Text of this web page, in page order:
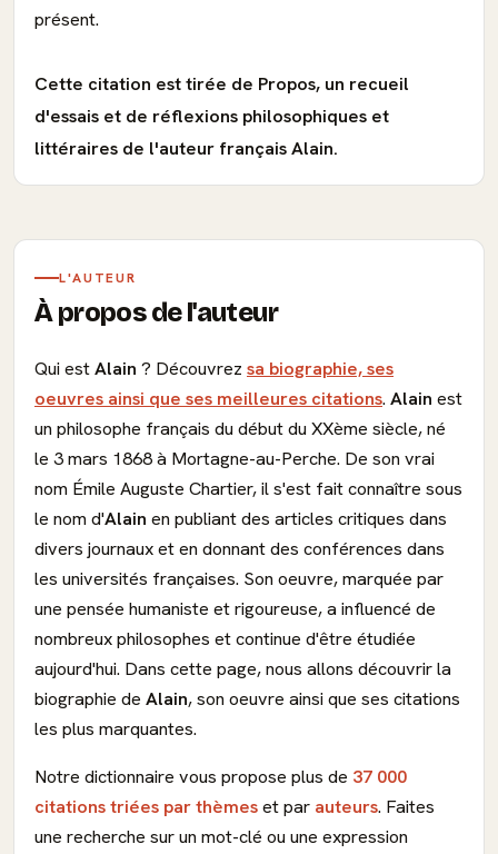
présent.
Cette citation est tirée de Propos, un recueil
d'essais et de réflexions philosophiques et
littéraires de l'auteur français Alain.
L'AUTEUR
À propos de l'auteur
Qui estAlain ? Découvrez sa biographie, ses
oeuvres ainsi que ses meilleures citations. Alain est
un philosophe français du début du XXème siècle, né
le 3 mars 1868 à Mortagne-au-Perche. De son vrai
nom Émile Auguste Chartier, il s'est fait connaître sous
le nom d'Alain en publiant des articles critiques dans
divers journaux et en donnant des conférences dans
les universités françaises. Son oeuvre, marquée par
une pensée humaniste et rigoureuse, a influencé de
nombreux philosophes et continue d'être étudiée
aujourd'hui. Dans cette page, nous allons découvrir la
biographie de Alain, son oeuvre ainsi que ses citations
les plus marquantes.
Notre dictionnaire vous propose plus de 37 000
citations triées par thèmeset par auteurs. Faites
une recherche sur un mot-clé ou une expression